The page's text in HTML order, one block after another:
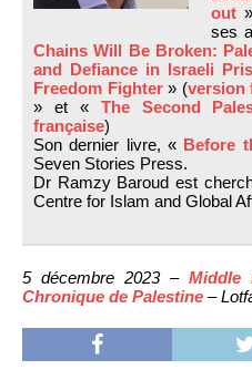
out
ses
Chains Will Be Broken:
and Defiance in Israeli
Freedom Fighter» (version
» et « The Second
française)
Son dernier livre, « Before
Seven Stories Press.
Dr Ramzy Baroud est
Centre for Islam and Global
5 décembre 2023 – Middle
Chronique de Palestine –